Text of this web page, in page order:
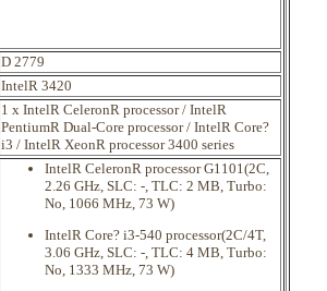
D 2779
IntelR 3420
1 x IntelR CeleronR processor / IntelR
PentiumR Dual-Core processor / IntelR Core?
i3 / IntelR XeonR processor 3400 series
IntelR CeleronR processor G1101(2C,
2.26 GHz, SLC: -, TLC: 2 MB, Turbo:
No, 1066 MHz, 73 W)
IntelR Core? i3-540 processor(2C/4T,
3.06 GHz, SLC: -, TLC: 4 MB, Turbo:
No, 1333 MHz, 73 W)